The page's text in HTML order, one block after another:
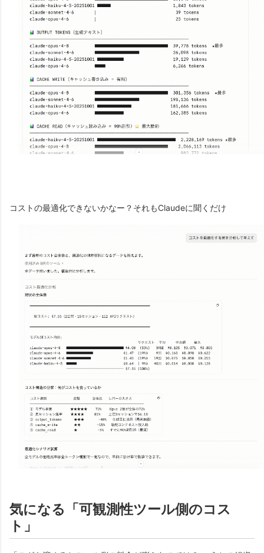
コストの最適化できないかなー？それもClaudeに聞くだけ
気になる「可観測性ツール側のコス
ト」